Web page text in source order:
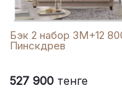
Бэк 2 набор 3М+12
Пинскдрев
527 900 тенге